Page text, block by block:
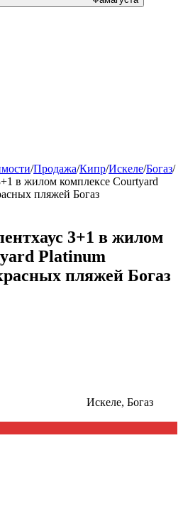
/Продажа/Кипр/Искеле/Богаз/
в жилом комплексе Courtyard
пляжей Богаз
3+1 в жилом
Platinum
пляжей Богаз
Искеле, Богаз